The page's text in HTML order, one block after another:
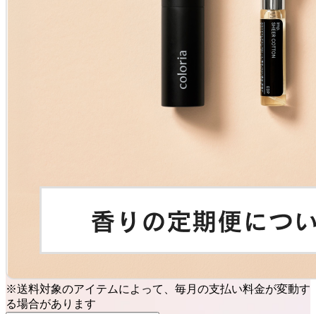
※送料対象のアイテムによって、毎月の支払い料金が変動す
る場合があります